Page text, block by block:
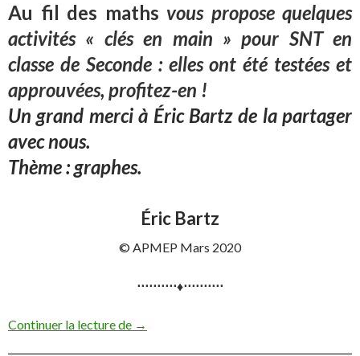
Au fil des maths vous propose quelques
activités « clés en main » pour SNT en
classe de Seconde : elles ont été testées et
approuvées, profitez-en !
Un grand merci à Éric Bartz de la partager
avec nous.
Thème : graphes.
Éric Bartz
© APMEP Mars 2020
⋅⋅⋅⋅⋅⋅⋅⋅⋅⋅♦⋅⋅⋅⋅⋅⋅⋅⋅⋅⋅
Continuer la lecture de Activité SNT : Le robot sauteur
→